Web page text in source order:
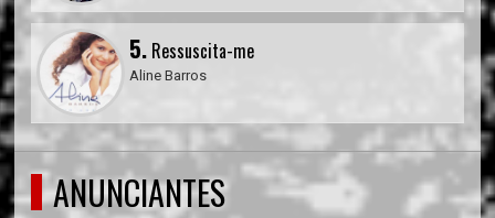
5. Ressuscita-me
Aline Barros
ANUNCIANTES